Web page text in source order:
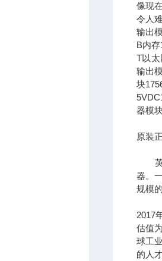
像现
令人
输出
B内
T以太
输出
块
器模
原装
英文
器。
规模
2017
估值
球工
的人